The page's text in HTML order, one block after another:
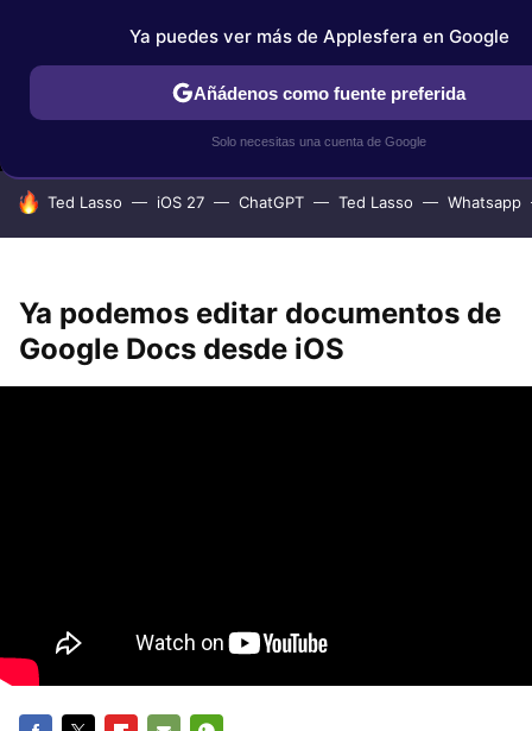
MENÚ NUEVO
TUTORIALES APPLESFERA SELECCIÓN
HOY SE HABLA DE
Ted Lasso iOS 27 ChatGPT Ted Lasso Whatsapp
Ya podemos editar documentos de
Google Docs desde iOS
Ya puedes ver más de Applesfera en Google
Añádenos como fuente preferida
Solo necesitas una cuenta de Google